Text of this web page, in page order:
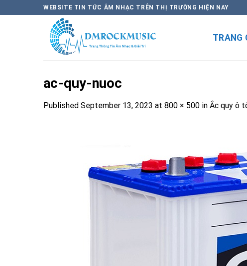
WEBSITE TIN TỨC ÂM NHẠC TRÊN THỊ TRƯỜNG HIỆN NAY
TRANG
ac-quy-nuoc
Published September 13, 2023 at 800 × 500 in Ắc quy ô